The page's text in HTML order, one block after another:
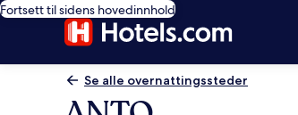
Fortsett til sidens hovedinnhold
Se alle overnattingssteder